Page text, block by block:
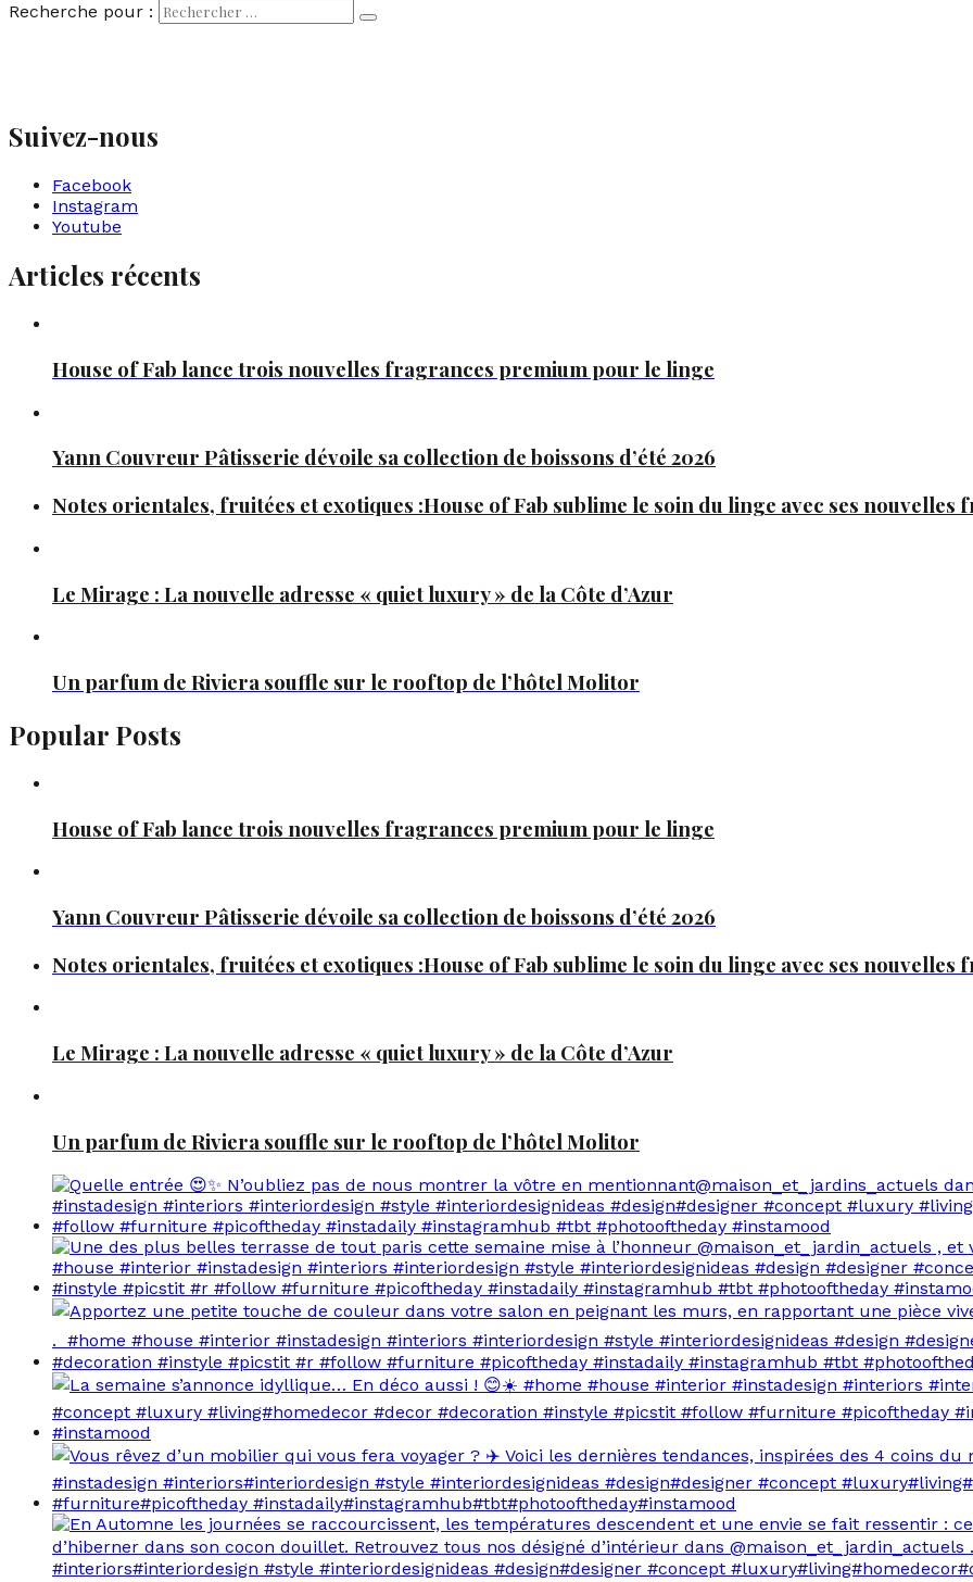
Recherche pour :
Suivez-nous
Facebook
Instagram
Youtube
Articles récents
House of Fab lance trois nouvelles fragrances premium pour le linge
Yann Couvreur Pâtisserie dévoile sa collection de boissons d’été 2026
Notes orientales, fruitées et exotiques :House of Fab sublime le soin du linge avec ses nouvelles
Le Mirage : La nouvelle adresse « quiet luxury » de la Côte d’Azur
Un parfum de Riviera souffle sur le rooftop de l’hôtel Molitor
Popular Posts
House of Fab lance trois nouvelles fragrances premium pour le linge
Yann Couvreur Pâtisserie dévoile sa collection de boissons d’été 2026
Notes orientales, fruitées et exotiques :House of Fab sublime le soin du linge avec ses nouvelles
Le Mirage : La nouvelle adresse « quiet luxury » de la Côte d’Azur
Un parfum de Riviera souffle sur le rooftop de l’hôtel Molitor